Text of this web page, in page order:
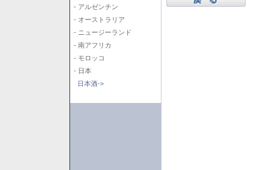
- アルゼンチン
- オーストラリア
- ニュージーランド
- 南アフリカ
- モロッコ
- 日本
日本酒->